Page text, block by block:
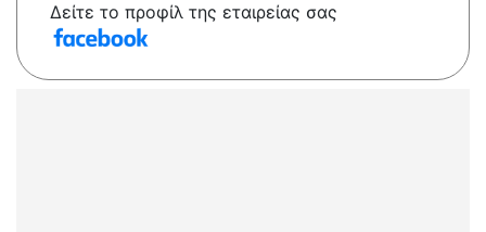
Δείτε το προφίλ της εταιρείας σας